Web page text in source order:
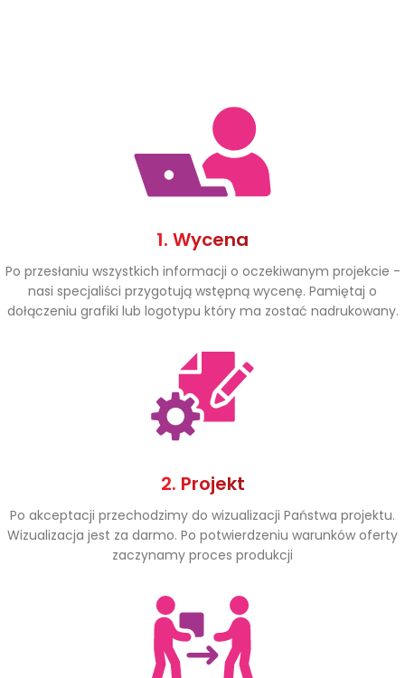
1. Wycena
Po przesłaniu wszystkich informacji o oczekiwanym projekcie -
nasi specjaliści przygotują wstępną wycenę. Pamiętaj o
dołączeniu grafiki lub logotypu który ma zostać nadrukowany.
2. Projekt
Po akceptacji przechodzimy do wizualizacji Państwa projektu.
Wizualizacja jest za darmo. Po potwierdzeniu warunków oferty
zaczynamy proces produkcji